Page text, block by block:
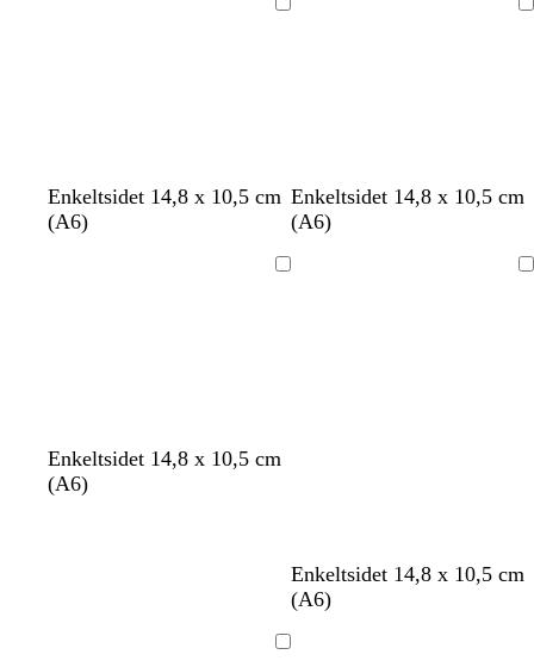
l
y
h
v
l
y
h
v
Enkeltsidet 14,8 x 10,5 cm
(A6)
Enkeltsidet 14,8 x 10,5 cm
(A6)
Enkeltsidet 14,8 x 10,5 cm
(A6)
o
l
v
b
e
g
o
l
v
Enkeltsidet 14,8 x 10,5 cm
(A6)